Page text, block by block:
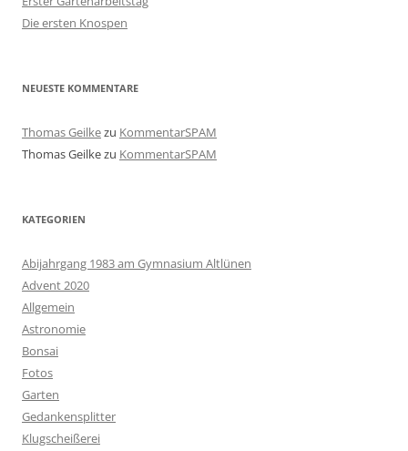
Die ersten Knospen
NEUESTE KOMMENTARE
Thomas Geilkezu KommentarSPAM
Thomas Geilkezu KommentarSPAM
KATEGORIEN
Abijahrgang 1983 am Gymnasium Altlünen
Advent 2020
Allgemein
Astronomie
Bonsai
Fotos
Garten
Gedankensplitter
Klugscheißerei